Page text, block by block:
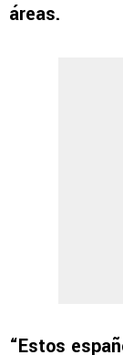
áreas.
“Estos